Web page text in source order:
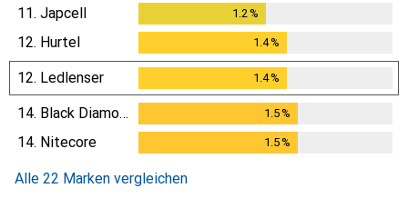
11. Japcell 1.2 %
12. Hurtel 1.4%
12. Ledlenser 1.4%
14. Black Diamond 1.5%
14. Nitecore 1.5%
Alle 22 Marken vergleichen